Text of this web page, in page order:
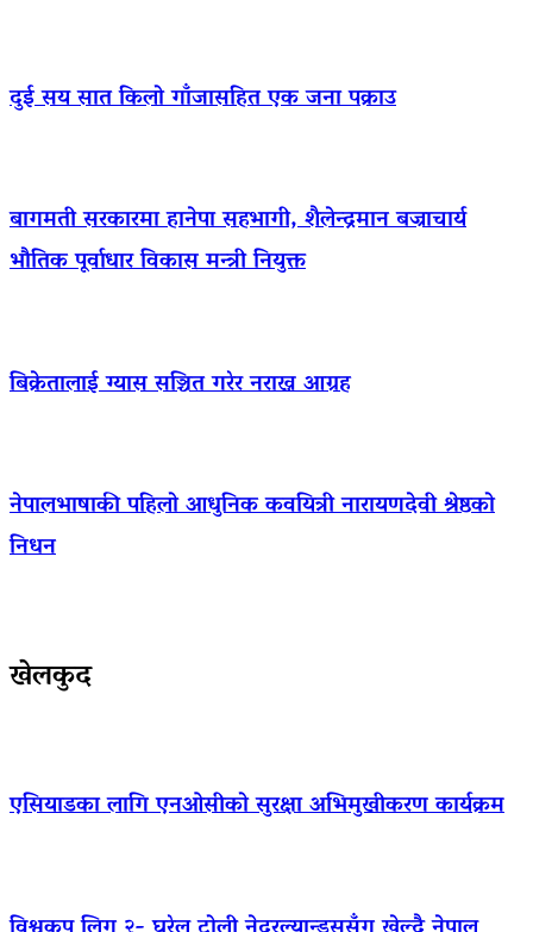
दुई सय सात किलो गाँजासहित एक जना पक्राउ
बागमती सरकारमा हानेपा सहभागी, शैलेन्द्रमान बज्राचार्य
भौतिक पूर्वाधार विकास मन्त्री नियुक्त
बिक्रेतालाई ग्यास सञ्चित गरेर नराख्न आग्रह
नेपालभाषाकी पहिलो आधुनिक कवयित्री नारायणदेवी श्रेष्ठको
निधन
खेलकुद
एसियाडका लागि एनओसीको सुरक्षा अभिमुखीकरण कार्यक्रम